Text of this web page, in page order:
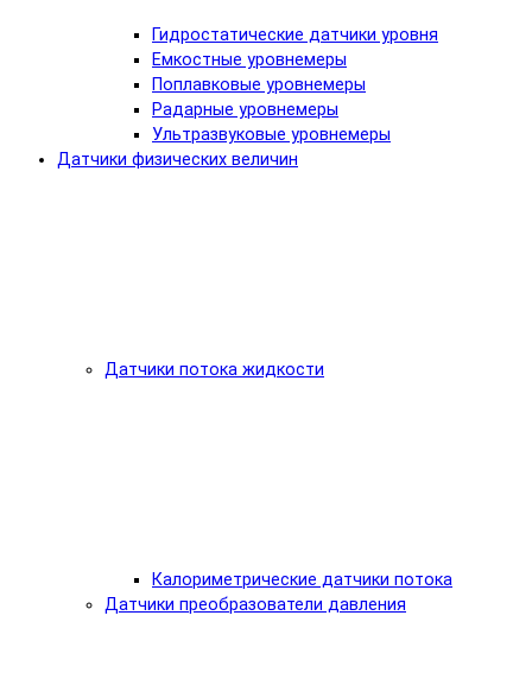
Гидростатические датчики уровня
Емкостные уровнемеры
Поплавковые уровнемеры
Радарные уровнемеры
Ультразвуковые уровнемеры
Датчики физических величин
Датчики потока жидкости
Калориметрические датчики потока
Датчики преобразователи давления